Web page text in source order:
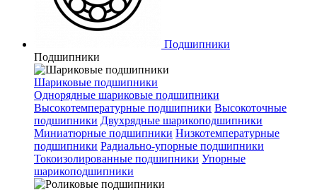
Подшипники
Подшипники
Шариковые подшипники
Однорядные шариковые подшипники
Высокотемпературные подшипники Высокоточные
подшипники Двухрядные шарикоподшипники
Миниатюрные подшипники Низкотемпературные
подшипники Радиально-упорные подшипники
Токоизолированные подшипники Упорные
шарикоподшипники